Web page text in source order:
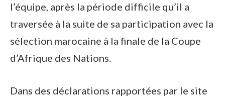
l’équipe, après la période difficile qu’il a
traversée à la suite de sa participation avec la
sélection marocaine à la finale de la Coupe
d’Afrique des Nations.
Dans des déclarations rapportées par le site